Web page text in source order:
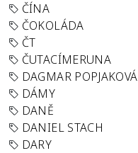
ČÍNA
ČOKOLÁDA
ČT
ČUTACÍMERUNA
DAGMAR POPJAKOVÁ
DÁMY
DANĚ
DANIEL STACH
DARY